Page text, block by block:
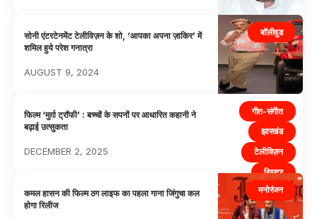
बॉलीवुड
सोनी एंटरटेनमेंट टेलीविज़न के शो, ‘आपका अपना ज़ाकिर’ में
शमिल हुये परेश गनात्रा
AUGUST 9, 2024
गीत-संगीत
झारखंड
टेलीविज़न
थिएटर
बॉलीवुड
भोजपुरी
फिल्म ‘मुर्ग़ा ट्रॉफी’ : बच्चों के सपनों पर आधारित कहानी ने
बढ़ाई उत्सुकता
DECEMBER 2, 2025
मनोरंजन
कमल हासन की फिल्म ठग लाइफ का पहला गाना जिंगुचा कल
होगा रिलीज